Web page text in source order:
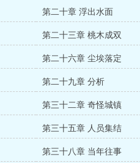
第二十章 浮出水面
第二十三章 桃木成双
第二十六章 尘埃落定
第二十九章 分析
第三十二章 奇怪城镇
第三十五章 人员集结
第三十八章 当年往事